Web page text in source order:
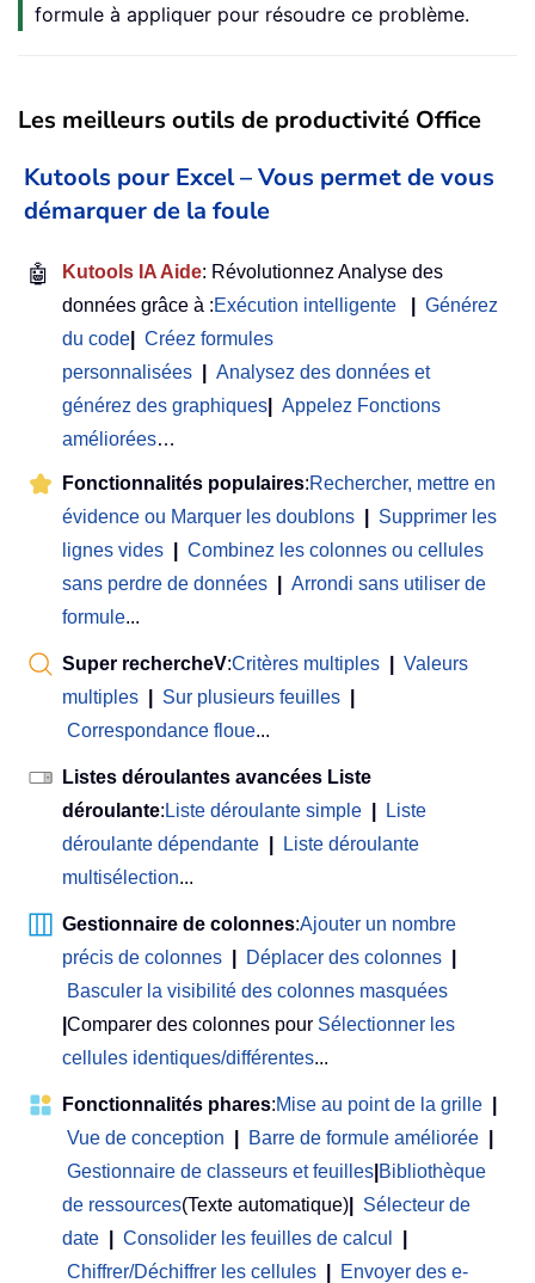
formule à appliquer pour résoudre ce problème.
Les meilleurs outils de productivité Office
Kutools pour Excel – Vous permet de vous
démarquer de la foule
🤖 Kutools IA Aide: Révolutionnez Analyse des
données grâce à :Exécution intelligente
Générez
du code
Créez formules
personnalisées
Analysez des données et
générez des graphiques
Appelez Fonctions
améliorées…
Fonctionnalités populaires:Rechercher, mettre en
évidence ou Marquer les doublons
Supprimer les
lignes vides
Combinez les colonnes ou cellules
sans perdre de données
Arrondi sans utiliser de
formule...
Super rechercheV:Critères multiples
Valeurs
multiples
Sur plusieurs feuilles
Correspondance floue...
Listes déroulantes avancées Liste
déroulante: Liste déroulante simple
Liste
déroulante dépendante
Liste déroulante
multisélection...
Gestionnaire de colonnes:Ajouter un nombre
précis de colonnes
Déplacer des colonnes
Basculer la visibilité des colonnes masquées
Comparer des colonnes pour Sélectionner les
cellules identiques/différentes...
Fonctionnalités phares:Mise au point de la grille
Vue de conception
Barre de formule améliorée
Gestionnaire de classeurs et feuilles Bibliothèque
de ressources(Texte automatique)
Sélecteur de
date
Consolider les feuilles de calcul
Chiffrer/Déchiffrer les cellules
Envoyer des e-